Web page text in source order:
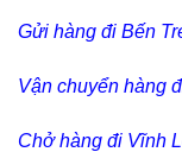
Gửi hàng đi Bến
Vận chuyển hàng
Chở hàng đi Vĩnh